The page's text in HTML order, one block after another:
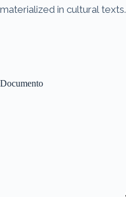
Documento
materialized in cultural texts.